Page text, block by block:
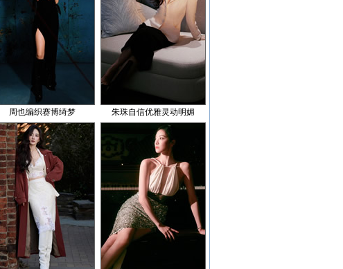
周也编织赛博绮梦 朱珠自信优雅灵动明媚